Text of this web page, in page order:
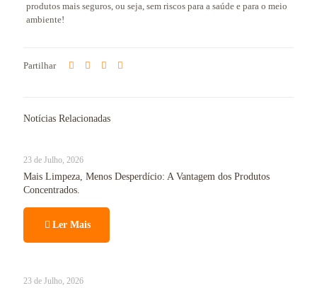
produtos mais seguros, ou seja, sem riscos para a saúde e para o meio
ambiente!
Partilhar
Notícias Relacionadas
23 de Julho, 2026
Mais Limpeza, Menos Desperdício: A Vantagem dos Produtos
Concentrados.
Ler Mais
23 de Julho, 2026